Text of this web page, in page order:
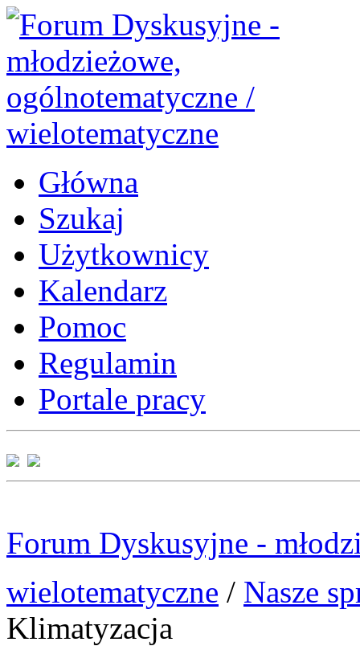
Główna
Szukaj
Użytkownicy
Kalendarz
Pomoc
Regulamin
Portale pracy
Forum Dyskusyjne -
wielotematyczne / Nasze
Klimatyzacja